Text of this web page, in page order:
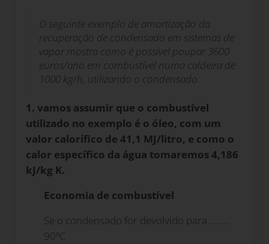
O seguinte exemplo de amortização da
recuperação de condensado em sistemas de
vapor mostra como é possível poupar 3600
euros/ano em combustível numa caldeira de
1000 kg/h, utilizando o condensado.
1. vamos assumir que o combustível
utilizado no exemplo é o óleo, com um
valor calorífico de 41,1 MJ/litro, e como o
calor específico da água tomaremos 4,186
kJ/kg K.
Economia de combustível
Se o condensado for devolvido para ........
90ºC